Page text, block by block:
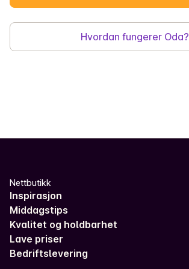
Hvordan fungerer Oda?
Nettbutikk
Inspirasjon
Middagstips
Kvalitet og holdbarhet
Lave priser
Bedriftslevering